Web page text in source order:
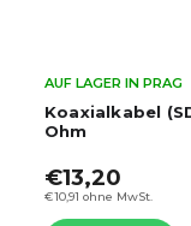
Koaxialkabel
Ohm
AUF LAGER IN PRAG
€10,91 ohne MwSt.
€13,20